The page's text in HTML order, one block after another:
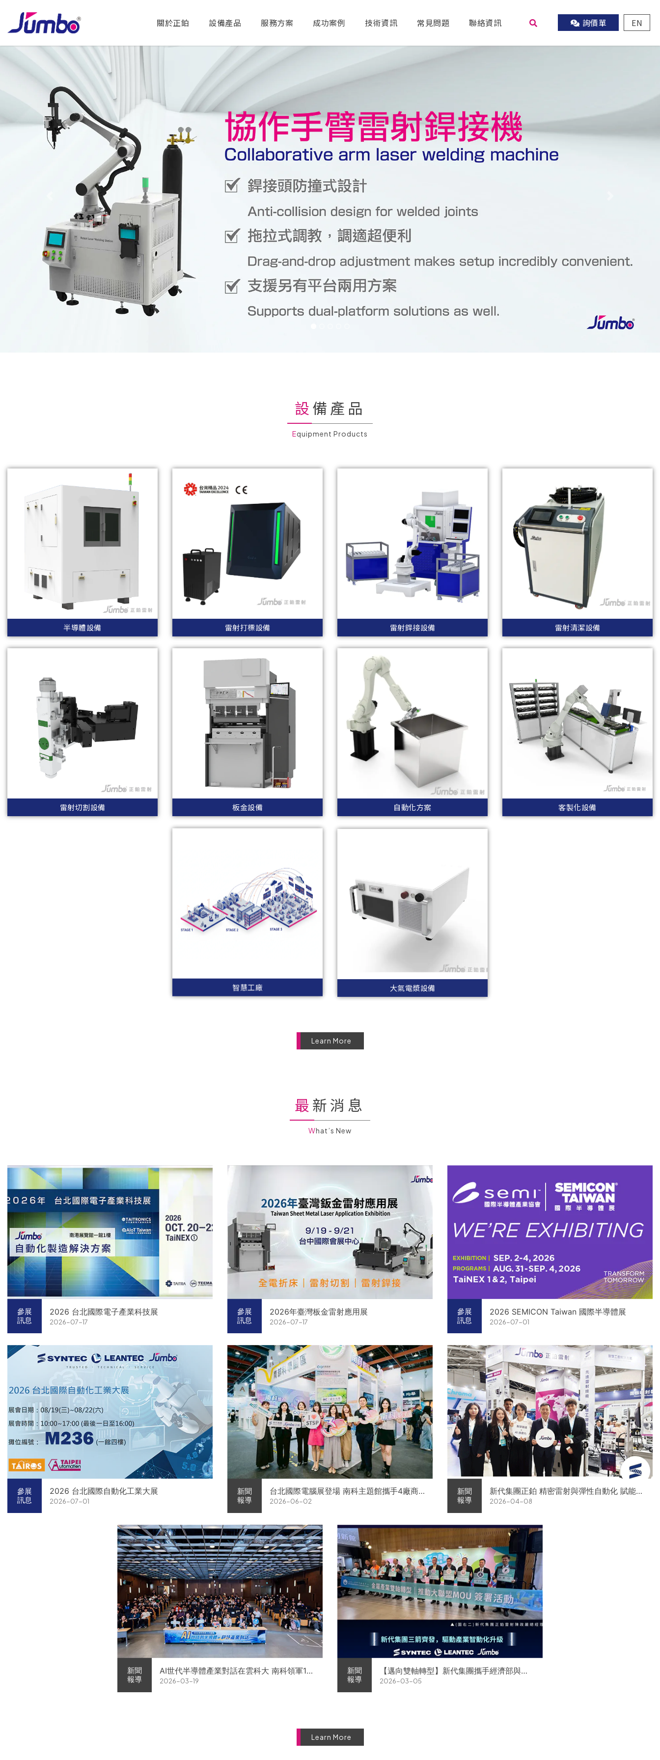
關於正鉑 設備產品 服務方案 成功案例 技術資訊 常見問題 聯絡資訊 詢價單 EN
設備產品
Equipment Products
半導體設備 雷射打標設備 雷射銲接設備 雷射清潔設備
雷射切割設備 板金設備 自動化方案 客製化設備
智慧工廠 大氣電漿設備
Learn More
最新消息
What’s New
參展
訊息
2026 台北國際電子產業科技展
2026-07-17
參展
訊息
2026年臺灣板金雷射應用展
2026-07-17
參展
訊息
2026 SEMICON Taiwan 國際半導體展
2026-07-01
參展
訊息
2026 台北國際自動化工業大展
2026-07-01
新聞
報導
台北國際電腦展登場 南科主題館攜手4廠商
展現AI供應鏈實力
2026-06-02
新聞
報導
新代集團正鉑 精密雷射與彈性自動化 賦能智
慧智造解方電子展亮相
2026-04-08
新聞
報導
AI世代半導體產業對話在雲科大 南科領軍11
家企業前進校園徵才
2026-03-19
新聞
報導
【邁向雙軸轉型】新代集團攜手經濟部與金
屬中心簽署MOU 領航 AI機器人智慧智造
2026-03-05
Learn More